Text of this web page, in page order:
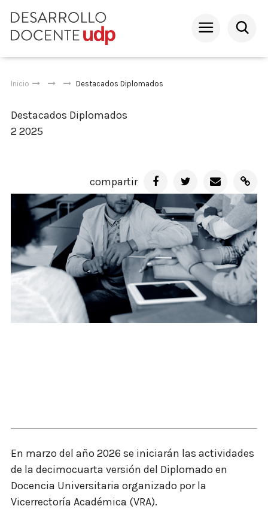
Inicio Destacados Diplomados
Destacados Diplomados
2 2025
compartir
En marzo del año 2026 se iniciarán las actividades
de la decimocuarta versión del Diplomado en
Docencia Universitaria organizado por la
Vicerrectoría Académica (VRA).